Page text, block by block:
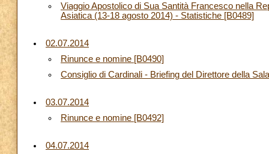
Viaggio Apostolico di Sua Santità Francesco nella
Asiatica (13-18 agosto 2014) - Statistiche [B0489]
02.07.2014
Rinunce e nomine [B0490]
Consiglio di Cardinali - Briefing del Direttore della
03.07.2014
Rinunce e nomine [B0492]
04.07.2014